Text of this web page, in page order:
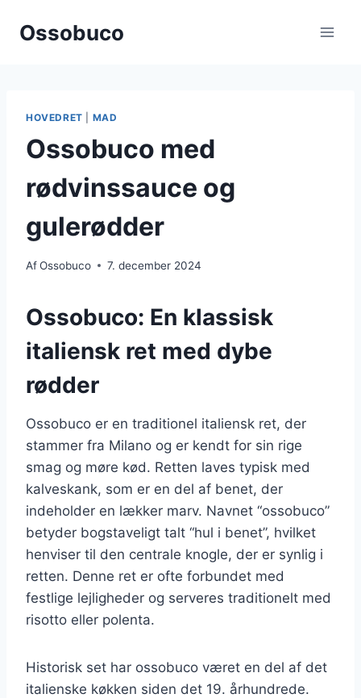
Ossobuco
HOVEDRET MAD
Ossobuco med
rødvinssauce og
gulerødder
AfOssobuco 7. december 2024
Ossobuco: En klassisk
italiensk ret med dybe
rødder
Ossobuco er en traditionel italiensk ret, der
stammer fra Milano og er kendt for sin rige
smag og møre kød. Retten laves typisk med
kalveskank, som er en del af benet, der
indeholder en lækker marv. Navnet “ossobuco”
betyder bogstaveligt talt “hul i benet”, hvilket
henviser til den centrale knogle, der er synlig i
retten. Denne ret er ofte forbundet med
festlige lejligheder og serveres traditionelt med
risotto eller polenta.
Historisk set har ossobuco været en del af det
italienske køkken siden det 19. århundrede.